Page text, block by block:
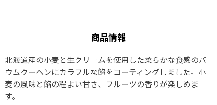
商品情報
北海道産の小麦と生クリームを使用した柔らかな食感のバ
ウムクーヘンにカラフルな餡をコーティングしました。小
麦の風味と餡の程よい甘さ、フルーツの香りが楽しめま
す。